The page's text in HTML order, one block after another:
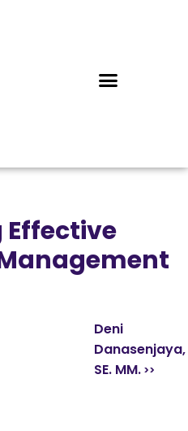
Deni
Danasenjaya,
SE. MM.